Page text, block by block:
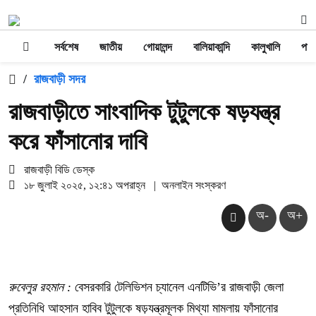
সর্বশেষ জাতীয় গোয়ালন্দ বালিয়াকান্দি কালুখালি
/ রাজবাড়ী সদর
রাজবাড়ীতে সাংবাদিক টুটুলকে ষড়যন্ত্র
করে ফাঁসানোর দাবি
রাজবাড়ী বিডি ডেস্ক
১৮ জুলাই ২০২৫, ১২:৪১ অপরাহ্ন
| অনলাইন সংস্করণ
অ- অ+
রুবেলুর রহমান : বেসরকারি টেলিভিশন চ্যানেল এনটিভি’র রাজবাড়ী জেলা
প্রতিনিধি আহসান হাবিব টুটুলকে ষড়যন্ত্রমূলক মিথ্যা মামলায় ফাঁসানোর